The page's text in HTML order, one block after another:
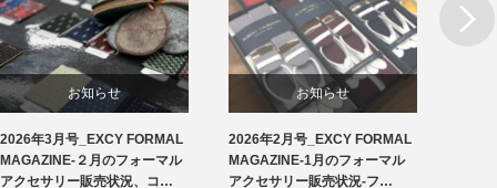
お知らせ
洲鎌ブログ
2026年3月号_EXCY FORMAL
MAGAZINE-２月のフォーマル
アクセサリー販売状況、コ…
お知らせ
フォーマルアクセサリー
2026年2月号_EXCY FORMAL
MAGAZINE-1月のフォーマル
アクセサリー販売状況-フ…
Next